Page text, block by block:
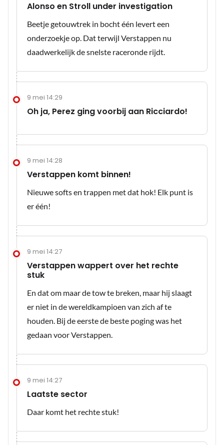
Alonso en Stroll under investigation
Beetje getouwtrek in bocht één levert een
onderzoekje op. Dat terwijl Verstappen nu
daadwerkelijk de snelste raceronde rijdt.
9 mei 14:29
Oh ja, Perez ging voorbij aan Ricciardo!
9 mei 14:28
Verstappen komt binnen!
Nieuwe softs en trappen met dat hok! Elk punt is
er één!
9 mei 14:27
Verstappen wappert over het rechte
stuk
En dat om maar de tow te breken, maar hij slaagt
er niet in de wereldkampioen van zich af te
houden. Bij de eerste de beste poging was het
gedaan voor Verstappen.
9 mei 14:27
Laatste sector
Daar komt het rechte stuk!